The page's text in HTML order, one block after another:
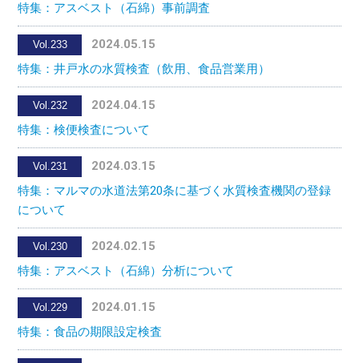
特集：アスベスト（石綿）事前調査
Vol.233
2024.05.15
特集：井戸水の水質検査（飲用、食品営業用）
Vol.232
2024.04.15
特集：検便検査について
Vol.231
2024.03.15
特集：マルマの水道法第20条に基づく水質検査機関の登録
について
Vol.230
2024.02.15
特集：アスベスト（石綿）分析について
Vol.229
2024.01.15
特集：食品の期限設定検査